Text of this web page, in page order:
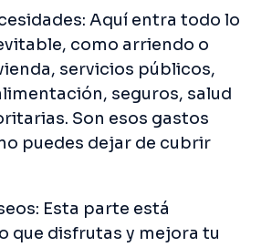
Aquí entra todo lo
como arriendo o
servicios públicos,
seguros, salud
Son esos gastos
puedes dejar de cubrir
Esta parte está
que disfrutas y mejora tu